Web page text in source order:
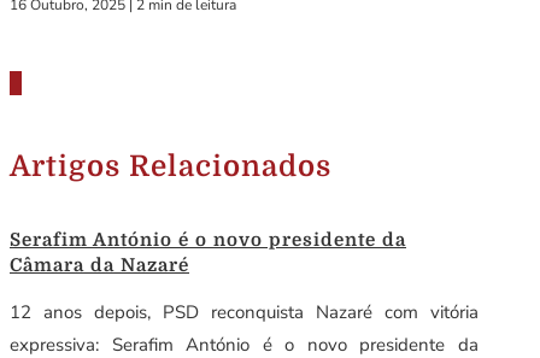
16 Outubro, 2025 2 min de leitura
Artigos Relacionados
Serafim António é o novo presidente da
Câmara da Nazaré
12 anos depois, PSD reconquista Nazaré com vitória
expressiva: Serafim António é o novo presidente da